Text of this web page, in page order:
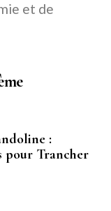
et de
:
pour Trancher